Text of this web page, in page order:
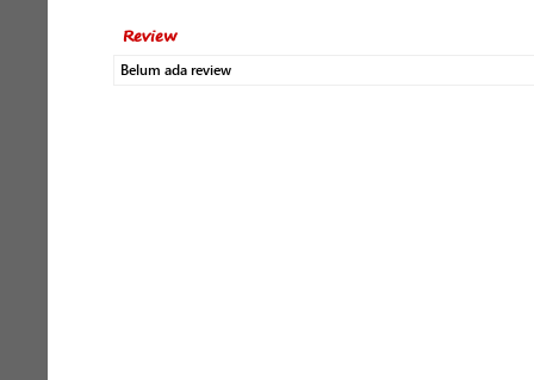
Review
Belum ada review